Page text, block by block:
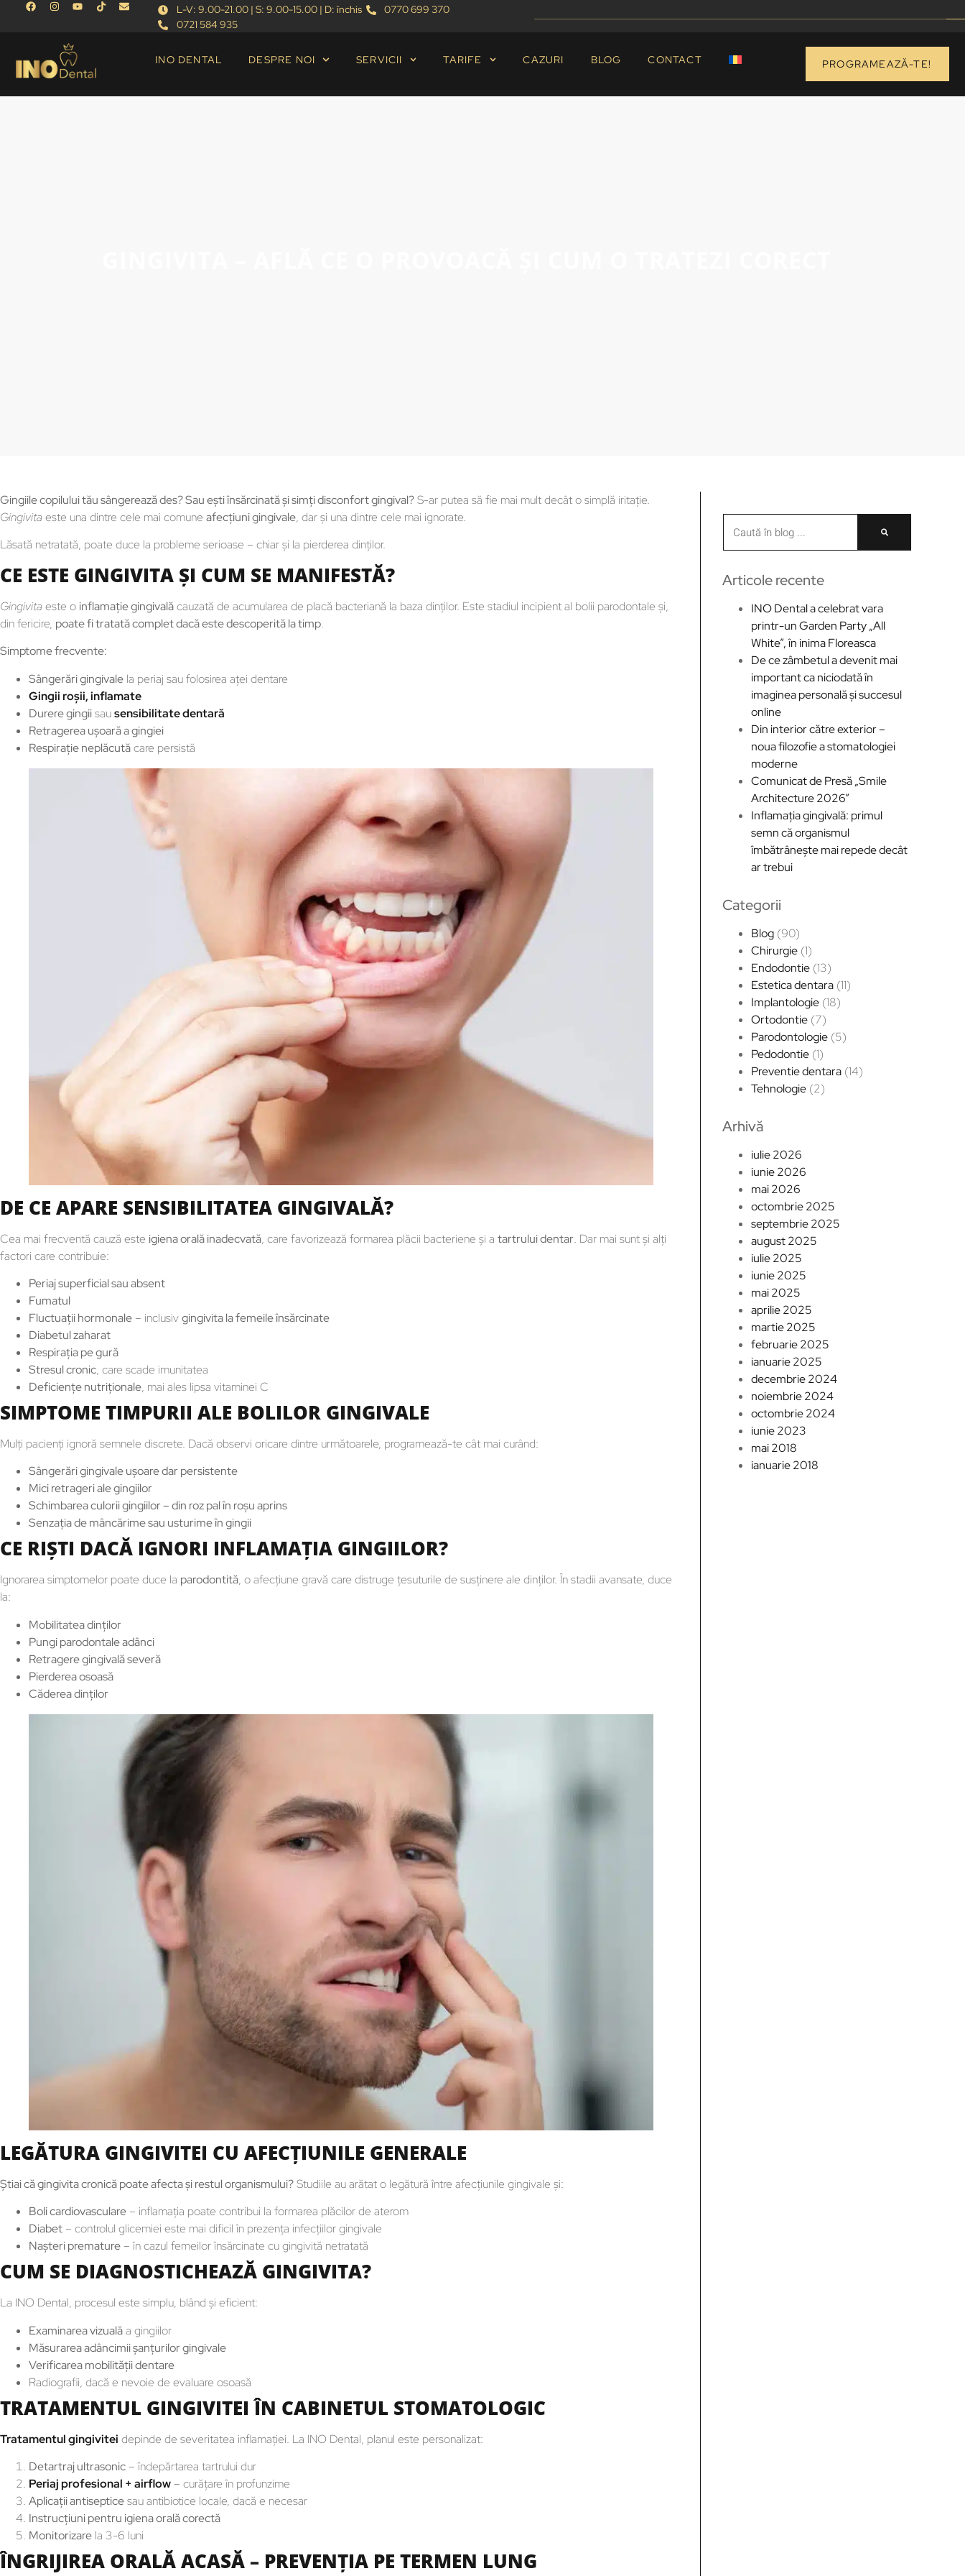
L-V: 9.00-21.00 | S: 9.00-15.00 | D: închis
0770 699 370
0721 584 935
INO DENTAL DESPRE NOI SERVICII TARIFE CAZURI BLOG CONTACT PROGRAMEAZĂ-TE!
Gingiile copilului tău sângerează des? Sau ești însărcinată și simți disconfort gingival?S-ar putea să fie mai mult decât o simplă iritație.
Gingivitaeste una dintre cele mai comune afecțiuni gingivale, dar și una dintre cele mai ignorate.
Lăsată netratată, poate duce la probleme serioase – chiar și la pierderea dinților.
CE ESTE GINGIVITA ȘI CUM SE MANIFESTĂ?
Gingivitaeste o inflamație gingivalăcauzată de acumularea de placă bacteriană la baza dinților. Este stadiul incipient al bolii parodontale și,
din fericire, poate fi tratată complet dacă este descoperită la timp.
Simptome frecvente:
Sângerări gingivale la periaj sau folosirea aței dentare
Gingii roșii, inflamate
Durere gingiisausensibilitate dentară
Retragerea ușoară a gingiei
Respirație neplăcutăcare persistă
DE CE APARE SENSIBILITATEA GINGIVALĂ?
Cea mai frecventă cauză este igiena orală inadecvată, care favorizează formarea plăcii bacteriene și a tartrului dentar. Dar mai sunt și alți
factori care contribuie:
Periaj superficial sau absent
Fumatul
Fluctuații hormonale – inclusivgingivita la femeile însărcinate
Diabetul zaharat
Respirația pe gură
Stresul cronic, care scade imunitatea
Deficiențe nutriționale, mai ales lipsa vitaminei C
SIMPTOME TIMPURII ALE BOLILOR GINGIVALE
Mulți pacienți ignoră semnele discrete. Dacă observi oricare dintre următoarele, programează-te cât mai curând:
Sângerări gingivale ușoare dar persistente
Mici retrageri ale gingiilor
Schimbarea culorii gingiilor – din roz pal în roșu aprins
Senzația de mâncărime sau usturime în gingii
CE RIȘTI DACĂ IGNORI INFLAMAȚIA GINGIILOR?
Ignorarea simptomelor poate duce la parodontită, o afecțiune gravă care distruge țesuturile de susținere ale dinților. În stadii avansate, duce
la:
Mobilitatea dinților
Pungi parodontale adânci
Retragere gingivală severă
Pierderea osoasă
Căderea dinților
LEGĂTURA GINGIVITEI CU AFECȚIUNILE GENERALE
Știai că gingivita cronică poate afecta și restul organismului?Studiile au arătat o legătură între afecțiunile gingivale și:
Boli cardiovasculare – inflamația poate contribui la formarea plăcilor de aterom
Diabet – controlul glicemiei este mai dificil în prezența infecțiilor gingivale
Nașteri premature – în cazul femeilor însărcinate cu gingivită netratată
CUM SE DIAGNOSTICHEAZĂ GINGIVITA?
La INO Dental, procesul este simplu, blând și eficient:
Examinarea vizualăa gingiilor
Măsurarea adâncimii șanțurilor gingivale
Verificarea mobilității dentare
Radiografii, dacă e nevoie de evaluare osoasă
TRATAMENTUL GINGIVITEI ÎN CABINETUL STOMATOLOGIC
Tratamentul gingivitei depinde de severitatea inflamației. La INO Dental, planul este personalizat:
Detartraj ultrasonic – îndepărtarea tartrului dur
Periaj profesional + airflow – curățare în profunzime
Aplicații antisepticesau antibiotice locale, dacă e necesar
Instrucțiuni pentru igiena orală corectă
Monitorizare la 3-6 luni
ÎNGRIJIREA ORALĂ ACASĂ – PREVENȚIA PE TERMEN LUNG
Articole recente
INO Dental a celebrat vara
printr-un Garden Party „All
White”, în inima Floreasca
De ce zâmbetul a devenit mai
important ca niciodată în
imaginea personală și succesul
online
Din interior către exterior –
noua filozofie a stomatologiei
moderne
Comunicat de Presă „Smile
Architecture 2026”
Inflamația gingivală: primul
semn că organismul
îmbătrânește mai repede decât
ar trebui
Categorii
Blog (90)
Chirurgie (1)
Endodontie (13)
Estetica dentara (11)
Implantologie (18)
Ortodontie (7)
Parodontologie (5)
Pedodontie (1)
Preventie dentara (14)
Tehnologie (2)
Arhivă
iulie 2026
iunie 2026
mai 2026
octombrie 2025
septembrie 2025
august 2025
iulie 2025
iunie 2025
mai 2025
aprilie 2025
martie 2025
februarie 2025
ianuarie 2025
decembrie 2024
noiembrie 2024
octombrie 2024
iunie 2023
mai 2018
ianuarie 2018